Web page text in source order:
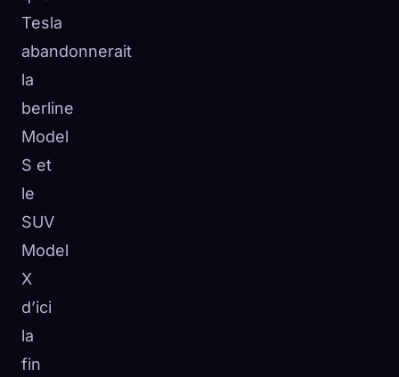
Tesla
abandonnerait
la
berline
Model
S et
le
SUV
Model
X
d’ici
la
fin